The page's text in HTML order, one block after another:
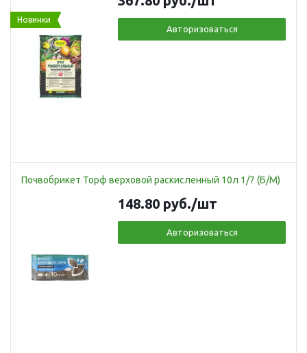
Новинки
Авторизоваться
Почвобрикет Торф верховой раскисленный 10л 1/7 (Б/М)
148.80 руб./шт
Авторизоваться